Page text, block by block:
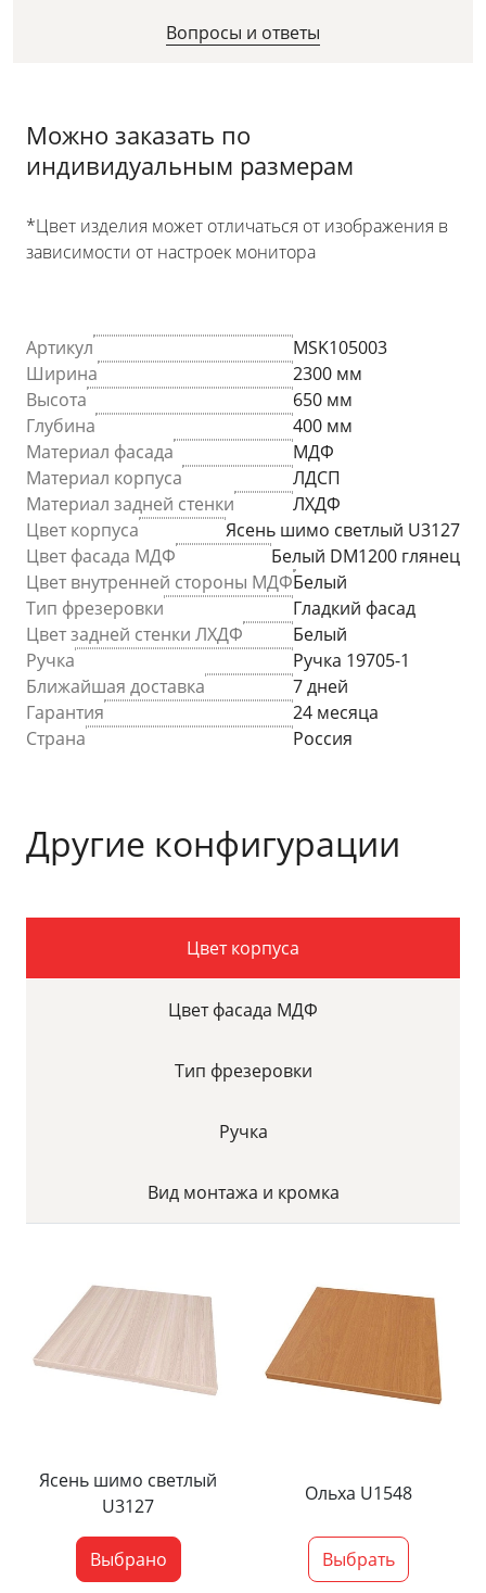
Вопросы и ответы
Можно заказать по
индивидуальным размерам
*Цвет изделия может отличаться от изображения в
зависимости от настроек монитора
Артикул
MSK105003
Ширина
2300 мм
Высота
650 мм
Глубина
400 мм
Материал фасада
МДФ
Материал корпуса
ЛДСП
Материал задней стенки
ЛХДФ
Цвет корпуса
Ясень шимо светлый U3127
Цвет фасада МДФ
Белый DM1200 глянец
Цвет внутренней стороны МДФБелый
Тип фрезеровки
Гладкий фасад
Цвет задней стенки ЛХДФ
Белый
Ручка
Ручка 19705-1
Ближайшая доставка
7 дней
Гарантия
24 месяца
Страна
Россия
Другие конфигурации
Цвет корпуса
Цвет фасада МДФ
Тип фрезеровки
Ручка
Вид монтажа и кромка
Ясень шимо светлый
U3127
Выбрано
Ольха U1548
Выбрать